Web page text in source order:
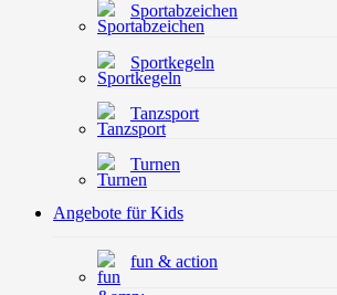
Sportabzeichen
Sportkegeln
Tanzsport
Turnen
Angebote für Kids
fun & action